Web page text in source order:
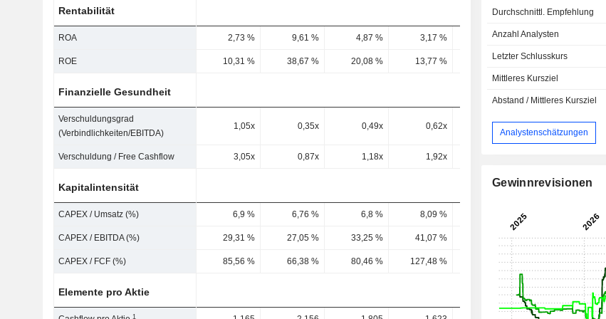
Rentabilität
ROA 2,73 % 9,61 % 4,87 % 3,17 % 2,67 % 4,98 %
ROE 10,31 % 38,67 % 20,08 % 13,77 % 13,33 % 24,68 %
Finanzielle Gesundheit
Verschuldungsgrad
(Verbindlichkeiten/EBITDA)
1,05x 0,35x 0,49x 0,62x
Verschuldung / Free Cashflow 3,05x 0,87x 1,18x 1,92x
Kapitalintensität
CAPEX / Umsatz (%) 6,9 % 6,76 % 6,8 % 8,09 %
CAPEX / EBITDA (%) 29,31 % 27,05 % 33,25 % 41,07 % 38,99 % 29,4 %
CAPEX / FCF (%) 85,56 % 66,38 % 80,46 % 127,48 % 145,91 % 76,19 %
Elemente pro Aktie
1
Durchschnittl. Empfehlung
Anzahl Analysten
Letzter Schlusskurs
Mittleres Kursziel
Abstand / Mittleres Kursziel
Analystenschätzungen
Gewinnrevisionen